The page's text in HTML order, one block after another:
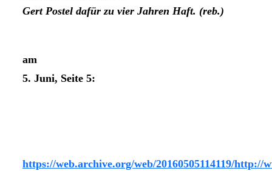
Gert Postel dafür zu vier Jahren Haft. (reb.)
am
5. Juni, Seite 5:
https://web.archive.org/web/20160505114119/http://